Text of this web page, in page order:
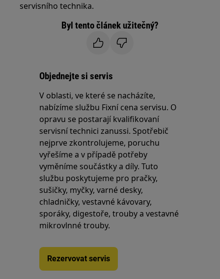
servisního technika.
Byl tento článek užitečný?
Objednejte si servis
V oblasti, ve které se nacházíte,
nabízíme službu Fixní cena servisu. O
opravu se postarají kvalifikovaní
servisní technici zanussi. Spotřebič
nejprve zkontrolujeme, poruchu
vyřešíme a v případě potřeby
vyměníme součástky a díly. Tuto
službu poskytujeme pro pračky,
sušičky, myčky, varné desky,
chladničky, vestavné kávovary,
sporáky, digestoře, trouby a vestavné
mikrovlnné trouby.
Rezervovat servis